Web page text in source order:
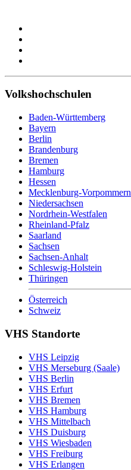
Volkshochschulen
Baden-Württemberg
Bayern
Berlin
Brandenburg
Bremen
Hamburg
Hessen
Mecklenburg-Vorpommern
Niedersachsen
Nordrhein-Westfalen
Rheinland-Pfalz
Saarland
Sachsen
Sachsen-Anhalt
Schleswig-Holstein
Thüringen
Österreich
Schweiz
VHS Standorte
VHS Leipzig
VHS Merseburg (Saale)
VHS Berlin
VHS Erfurt
VHS Bremen
VHS Hamburg
VHS Mittelbach
VHS Duisburg
VHS Wiesbaden
VHS Freiburg
VHS Erlangen